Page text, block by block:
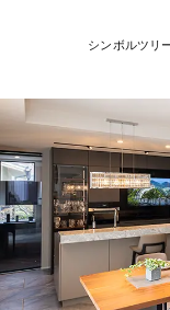
シンボルツリ